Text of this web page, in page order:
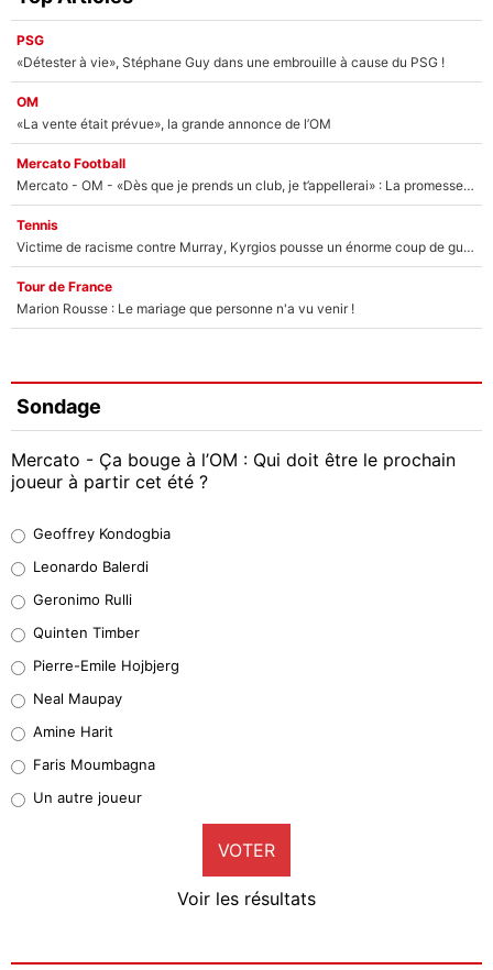
PSG
«Détester à vie», Stéphane Guy dans une embrouille à cause du PSG !
OM
«La vente était prévue», la grande annonce de l’OM
Mercato Football
Mercato - OM - «Dès que je prends un club, je t’appellerai» : La promesse de Marcelino au moment de claquer la porte
Tennis
Victime de racisme contre Murray, Kyrgios pousse un énorme coup de gueule !
Tour de France
Marion Rousse : Le mariage que personne n'a vu venir !
Sondage
Mercato - Ça bouge à l’OM : Qui doit être le prochain
joueur à partir cet été ?
38%
32%
5%
1%
9%
Geoffrey Kondogbia
Leonardo Balerdi
Geronimo Rulli
Quinten Timber
Pierre-Emile Hojbjerg
Neal Maupay
Amine Harit
Faris Moumbagna
Un autre joueur
VOTER
Voir les résultats